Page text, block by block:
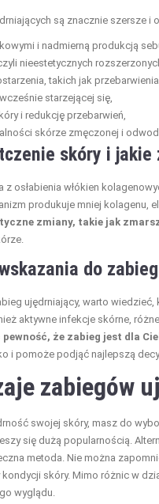
są znacznie szersze i
i nadmierną produkcją
nieestetycznych
takich jak
starzejącej się,
i redukcję przebarwień,
skórze zmęczonej i
skóry i jakie
osłabienia włókien
produkuje mniej kolagenu,
zmiany, takie jak
do
ujędrniający, warto wiedzieć,
aktywne infekcje skórne,
pewność, że zabieg jest dla
i pomoże podjąć najlepszą
zabiegów
swojej skóry, masz do
się dużą popularnością.
metoda. Nie można
skóry. Mimo różnic w
wyglądu.